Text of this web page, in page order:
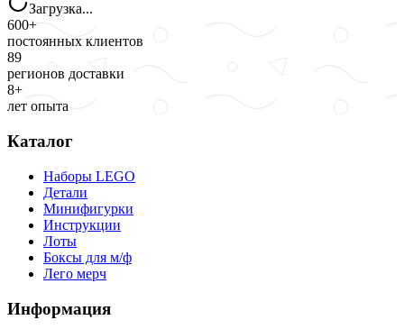
Загрузка...
600+
постоянных клиентов
89
регионов доставки
8+
лет опыта
Каталог
Наборы LEGO
Детали
Минифигурки
Инструкции
Лоты
Боксы для м/ф
Лего мерч
Информация